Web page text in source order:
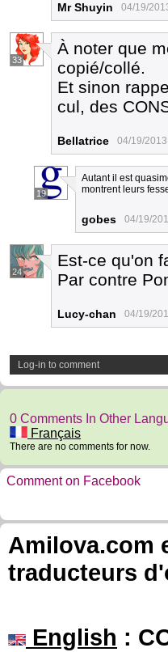
Mr Shuyin 04/19/
33
À noter que
copié/collé.
Et sinon
cul, des
Bellatrice 04/19/
19
Autant il est
montrent leurs
gobes 04/19/
24
Est-ce qu'on
Par contre
Lucy-chan 04/19/
Log-in to comment
0 Comments In Other
Français
There are no comments for now.
Comment on Facebook
Amilova.com
traducteurs
English :